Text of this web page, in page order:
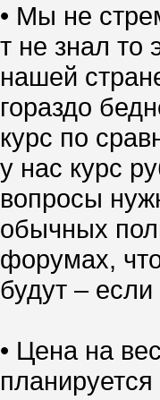
• Мы не
т не знал то
нашей
гораздо
курс по
у нас курс
вопросы
обычных
форумах,
будут –
• Цена на